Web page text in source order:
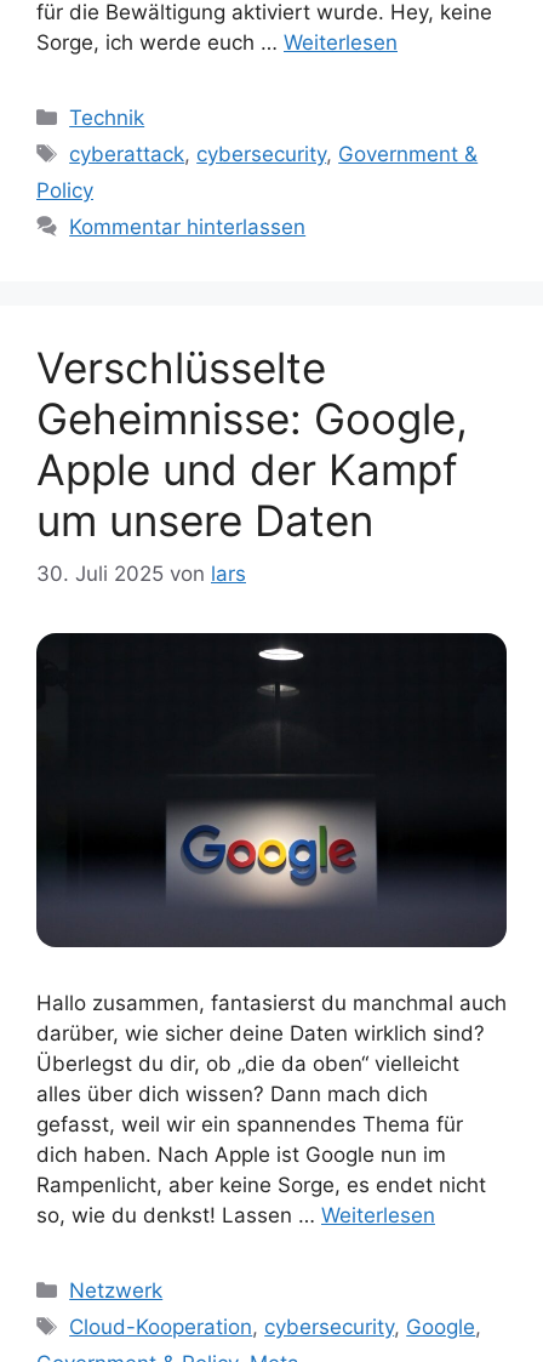
für die Bewältigung aktiviert wurde. Hey, keine
Sorge, ich werde euch … Weiterlesen
Kategorien
Technik
Schlagwörter
cyberattack, cybersecurity, Government &
Policy
Kommentar hinterlassen
Verschlüsselte
Geheimnisse: Google,
Apple und der Kampf
um unsere Daten
30. Juli 2025 von lars
Hallo zusammen, fantasierst du manchmal auch
darüber, wie sicher deine Daten wirklich sind?
Überlegst du dir, ob „die da oben“ vielleicht
alles über dich wissen? Dann mach dich
gefasst, weil wir ein spannendes Thema für
dich haben. Nach Apple ist Google nun im
Rampenlicht, aber keine Sorge, es endet nicht
so, wie du denkst! Lassen … Weiterlesen
Kategorien
Netzwerk
Schlagwörter
Cloud-Kooperation, cybersecurity, Google,